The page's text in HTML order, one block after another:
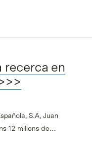
recerca en
S.A, Juan
12 milions de…